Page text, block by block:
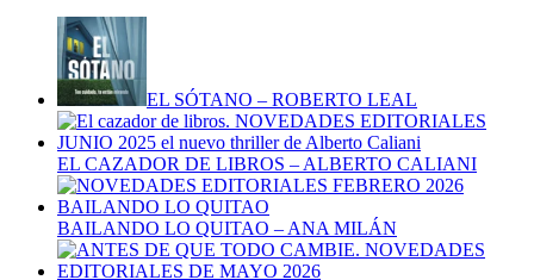
EL SÓTANO – ROBERTO LEAL
EL CAZADOR DE LIBROS – ALBERTO CALIANI
BAILANDO LO QUITAO – ANA MILÁN